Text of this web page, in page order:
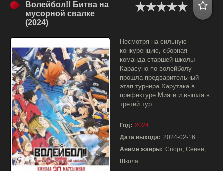
Волейбол!! Битва на
мусорной свалке
(2024)
Несмотря на сильную
конкуренцию, сборная
команда старшей школы
Карасуно по волейболу
прошла предварительный
этап турнира Харутака в
префектуре Мияги и вышла в
третий тур.
Год: 2024
Дата выхода: 2024-02-16
Аниме жанры: Спорт, Сёнен,
Школа